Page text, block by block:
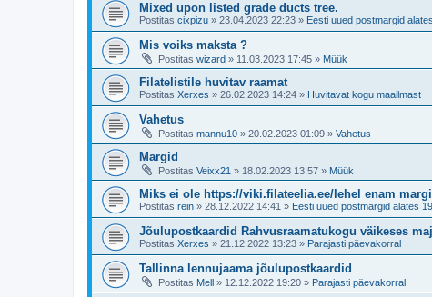
Mixed upon listed grade ducts tree.
Postitas cixpizu » 23.04.2023 22:23 » Eesti uued postmargid
Mis voiks maksta ?
Postitas wizard » 11.03.2023 17:45 » Müük
Filatelistile huvitav raamat
Postitas Xerxes » 26.02.2023 14:24 » Huvitavat kogu maailmast
Vahetus
Postitas mannu10 » 20.02.2023 01:09 » Vahetus
Margid
Postitas Veixx21 » 18.02.2023 13:57 » Müük
Miks ei ole https://viki.filateelia.ee/lehel enam
Postitas rein » 28.12.2022 14:41 » Eesti uued postmargid alates
Jõulupostkaardid Rahvusraamatukogu väikeses
Postitas Xerxes » 21.12.2022 13:23 » Parajasti päevakorral
Tallinna lennujaama jõulupostkaardid
Postitas Mell » 12.12.2022 19:20 » Parajasti päevakorral